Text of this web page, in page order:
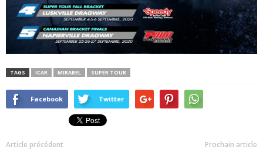
TAGS ICAR MIRABEL SUPER TOUR
Facebook Twitter
Article précédent Prochain article